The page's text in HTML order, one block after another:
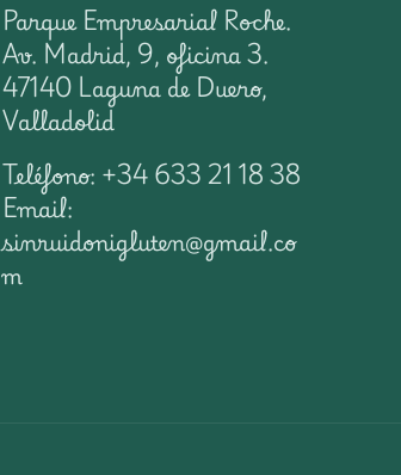
Parque Empresarial Roche.
Av. Madrid, 9, oficina 3.
47140 Laguna de Duero,
Valladolid
Teléfono: +34 633 21 18 38
Email:
sinruidonigluten@gmail.co
m